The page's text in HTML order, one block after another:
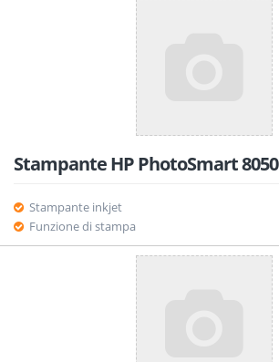
Stampante HP PhotoSmart 8050
Stampante inkjet
Funzione di stampa